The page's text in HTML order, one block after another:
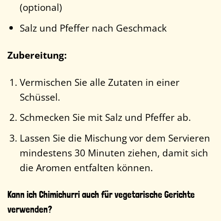
(optional)
Salz und Pfeffer nach Geschmack
Zubereitung:
Vermischen Sie alle Zutaten in einer
Schüssel.
Schmecken Sie mit Salz und Pfeffer ab.
Lassen Sie die Mischung vor dem Servieren
mindestens 30 Minuten ziehen, damit sich
die Aromen entfalten können.
Kann ich Chimichurri auch für vegetarische Gerichte
verwenden?